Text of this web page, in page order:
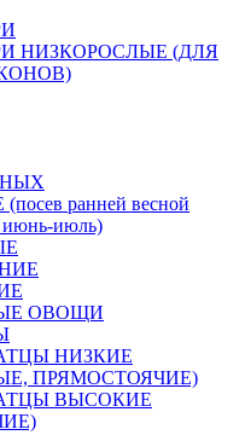
НИЗКОРОСЛЫЕ (ДЛЯ
ранней весной
июнь-июль)
ОВОЩИ
НИЗКИЕ
ПРЯМОСТОЯЧИЕ)
ВЫСОКИЕ